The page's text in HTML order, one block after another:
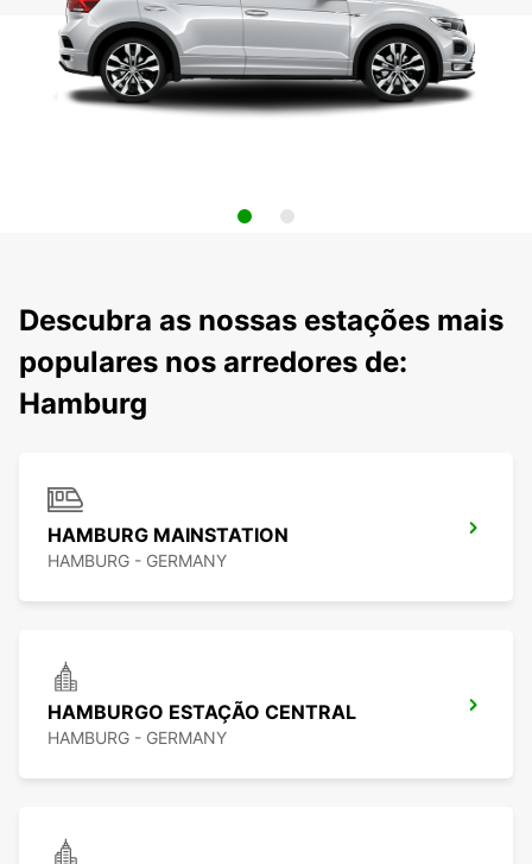
Descubra as nossas estações mais
populares nos arredores de:
Hamburg
HAMBURG MAINSTATION
HAMBURG - GERMANY
HAMBURGO ESTAÇÃO CENTRAL
HAMBURG - GERMANY